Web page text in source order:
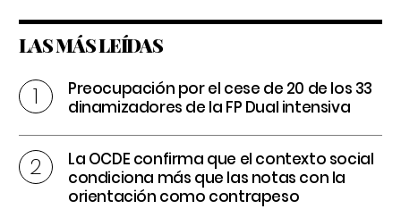
LAS MÁS LEÍDAS
Preocupación por el cese de 20 de los 33
dinamizadores de la FP Dual intensiva
La OCDE confirma que el contexto social
condiciona más que las notas con la
orientación como contrapeso